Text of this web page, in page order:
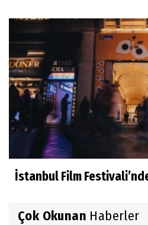
İstanbul Film
Çok Okunan Haberler